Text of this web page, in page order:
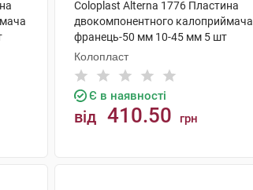
Coloplast Alterna 1776 Пластина
двокомпонентного калоприймача
франець-50 мм 10-45 мм 5 шт
Колопласт
Є в наявності
від 410.50 грн